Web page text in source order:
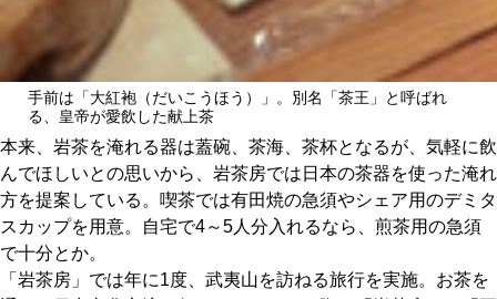
手前は「大紅袍（だいこうほう）」。別名「茶王」と呼ばれ
る、皇帝が愛飲した献上茶
本来、岩茶を淹れる器は蓋碗、茶海、茶杯となるが、気軽に飲
んでほしいとの思いから、岩茶房では日本の茶器を使った淹れ
方を提案している。喫茶では有田焼の急須やシェア用のデミタ
スカップを用意。自宅で4～5人分入れるなら、煎茶用の急須
で十分とか。
「岩茶房」では年に1度、武夷山を訪ねる旅行を実施。お茶を